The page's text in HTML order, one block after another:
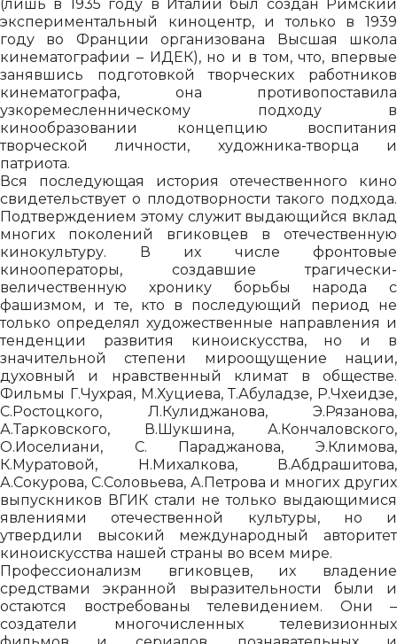
(лишь в 1935 году в Италии был создан Римский
экспериментальный киноцентр, и только в 1939
году во Франции организована Высшая школа
кинематографии – ИДЕК), но и в том, что, впервые
занявшись подготовкой творческих работников
кинематографа, она противопоставила
узкоремесленническому подходу в
кинообразовании концепцию воспитания
творческой личности, художника-творца и
патриота.
Вся последующая история отечественного кино
свидетельствует о плодотворности такого подхода.
Подтверждением этому служит выдающийся вклад
многих поколений вгиковцев в отечественную
кинокультуру. В их числе фронтовые
кинооператоры, создавшие трагически-
величественную хронику борьбы народа с
фашизмом, и те, кто в последующий период не
только определял художественные направления и
тенденции развития киноискусства, но и в
значительной степени мироощущение нации,
духовный и нравственный климат в обществе.
Фильмы Г.Чухрая, М.Хуциева, Т.Абуладзе, Р.Чхеидзе,
С.Ростоцкого, Л.Кулиджанова, Э.Рязанова,
А.Тарковского, В.Шукшина, А.Кончаловского,
О.Иоселиани, С. Параджанова, Э.Климова,
К.Муратовой, Н.Михалкова, В.Абдрашитова,
А.Сокурова, С.Соловьева, А.Петрова и многих других
выпускников ВГИК стали не только выдающимися
явлениями отечественной культуры, но и
утвердили высокий международный авторитет
киноискусства нашей страны во всем мире.
Профессионализм вгиковцев, их владение
средствами экранной выразительности были и
остаются востребованы телевидением. Они –
создатели многочисленных телевизионных